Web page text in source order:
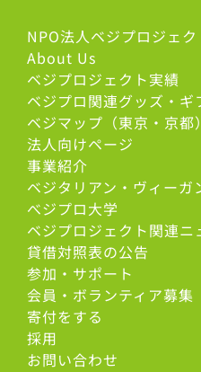
NPO法人ベジプロジェ
About Us
ベジプロジェクト実績
ベジプロ関連グッズ・ギ
ベジマップ（東京・京都）
法人向けページ
事業紹介
ベジタリアン・ヴィーガ
べジプロ大学
ベジプロジェクト関連ニ
貸借対照表の公告
参加・サポート
会員・ボランティア募集
寄付をする
採用
お問い合わせ